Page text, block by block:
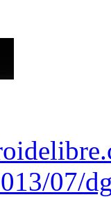
07/